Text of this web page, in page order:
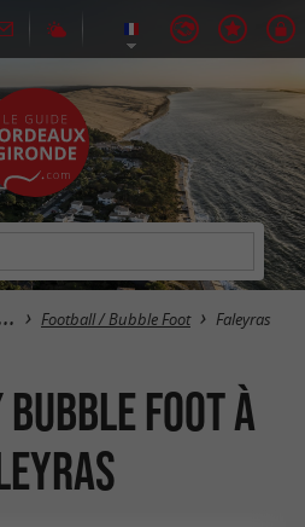
Football / Bubble Foot Faleyras
Foot à